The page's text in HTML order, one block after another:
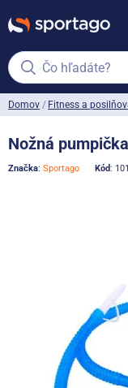
Čo hľadáte?
Domov Fitness a
Značka: Sportago Kód:
Nožná